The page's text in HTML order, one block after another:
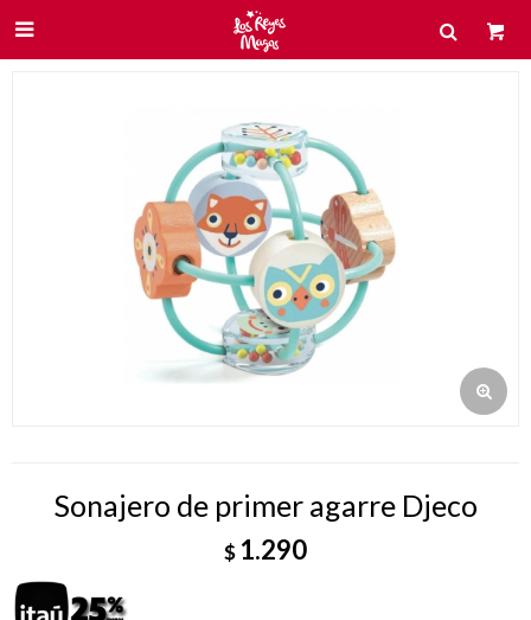

Sonajero de primer agarre Djeco
$ 1.290